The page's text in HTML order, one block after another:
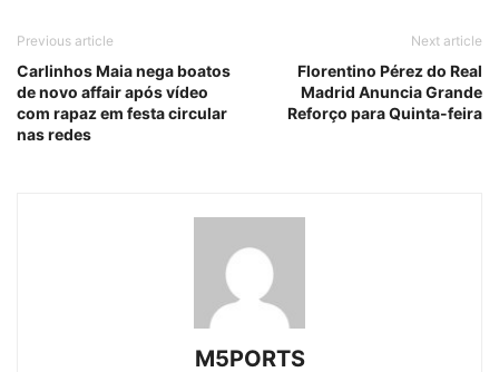
Previous article
Carlinhos Maia nega boatos
de novo affair após vídeo
com rapaz em festa circular
nas redes
Next article
Florentino Pérez do Real
Madrid Anuncia Grande
Reforço para Quinta-feira
M5PORTS